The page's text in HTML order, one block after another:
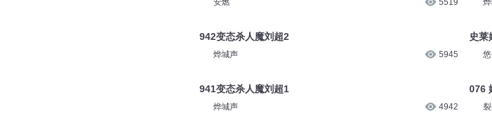
安燃 5519
942变态杀人魔刘超2
烨城声 5945
941变态杀人魔刘超1
烨城声 4942
史莱
076
裂